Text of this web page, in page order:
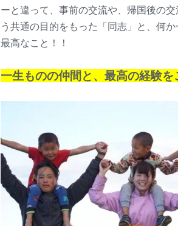
ーと違って、事前の交流や、帰国後の
う共通の目的をもった「同志」と、何
最高なこと！！
一生ものの仲間と、最高の経験